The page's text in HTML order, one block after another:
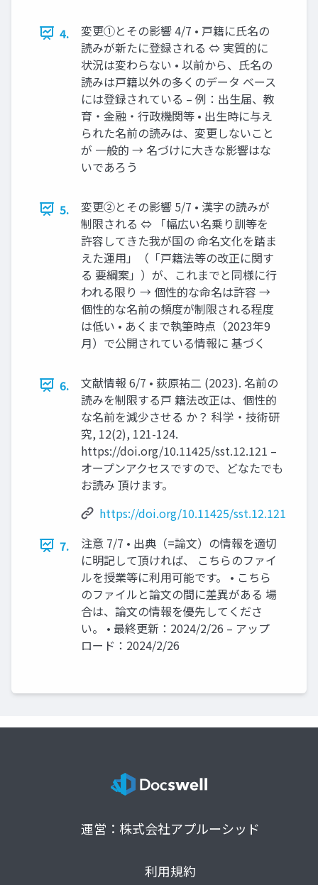
4.
変更①とその影響 4/7 • 戸籍に氏名の
読みが新たに登録される ⇔ 実質的に
状況は変わらない • 以前から、氏名の
読みは戸籍以外の多くのデータ ベース
には登録されている – 例：出生届、教
育・金融・行政機関等 • 出生時に与え
られた名前の読みは、変更しないこと
が 一般的 → 名づけに大きな影響はな
いであろう
5.
変更②とその影響 5/7 • 漢字の読みが
制限される ⇔ 「幅広い名乗り訓等を
許容してきた我が国の 命名文化を踏ま
えた運用」（「戸籍法等の改正に関す
る 要綱案」）が、これまでと同様に行
われる限り → 個性的な命名は許容 →
個性的な名前の頻度が制限される程度
は低い • あくまで執筆時点（2023年9
月）で公開されている情報に 基づく
6.
文献情報 6/7 • 荻原祐二 (2023). 名前の
読みを制限する戸 籍法改正は、個性的
な名前を減少させる か？ 科学・技術研
究, 12(2), 121-124.
https://doi.org/10.11425/sst.12.121 –
オープンアクセスですので、どなたでも
お読み 頂けます。
https://doi.org/10.11425/sst.12.121
7.
注意 7/7 • 出典（=論文）の情報を適切
に明記して頂ければ、 こちらのファイ
ルを授業等に利用可能です。 • こちら
のファイルと論文の間に差異がある 場
合は、論文の情報を優先してくださ
い。 • 最終更新：2024/2/26 – アップ
ロード：2024/2/26
運営：株式会社アプルーシッド
利用規約